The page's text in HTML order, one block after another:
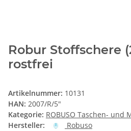
Robur Stoffschere
rostfrei
Artikelnummer: 10131
HAN: 2007/R/5"
Kategorie: ROBUSO Taschen-
Hersteller:
Robuso